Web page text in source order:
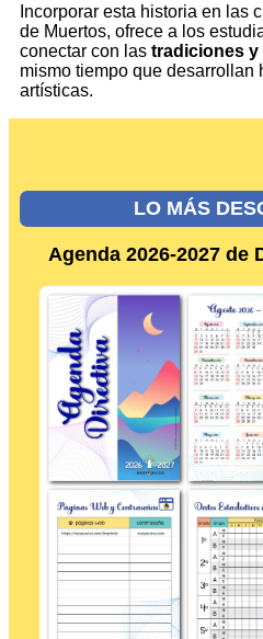
Incorporar esta historia en las
de Muertos, ofrece a los
conectar con las tradiciones y
mismo tiempo que desarrollan
artísticas.
LO MÁS
Agenda 2026-2027 de